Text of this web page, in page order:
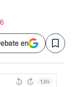
en Save